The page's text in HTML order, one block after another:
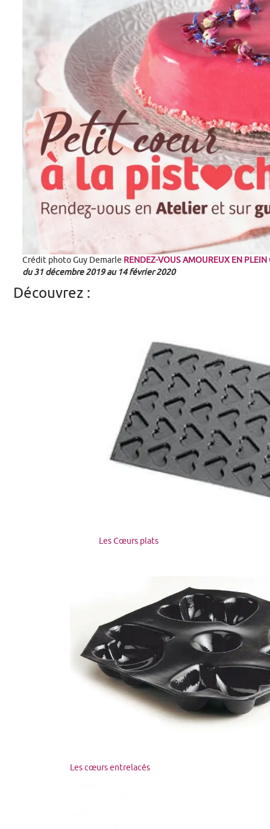
Crédit photo Guy Demarle RENDEZ-VOUS AMOUREUX EN
du 31 décembre 2019 au 14 février 2020
Découvrez :
Les Cœurs plats
Les cœurs entrelacés